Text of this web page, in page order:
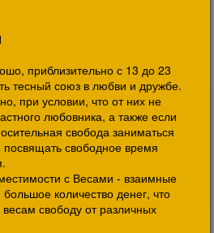
приблизительно с 13 до 23
тесный союз в любви и дружбе.
при условии, что от них не
любовника, а также если
свобода заниматься
свободное время
с Весами - взаимные
количество денег, что
весам свободу от различных